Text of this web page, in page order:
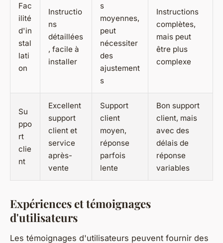
Fac
ilité
d'in
stal
lati
on
Instructio
ns
détaillées
, facile à
installer
s
moyennes,
peut
nécessiter
des
ajustement
s
Instructions
complètes,
mais peut
être plus
complexe
Su
ppo
rt
clie
nt
Excellent
support
client et
service
après-
vente
Support
client
moyen,
réponse
parfois
lente
Bon support
client, mais
avec des
délais de
réponse
variables
Expériences et témoignages
d'utilisateurs
Les témoignages d'utilisateurs peuvent fournir des